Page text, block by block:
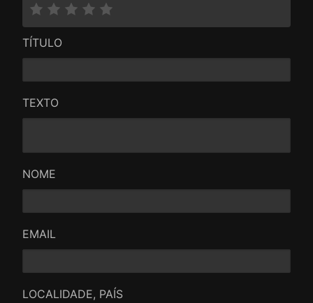
TÍTULO
TEXTO
NOME
EMAIL
LOCALIDADE, PAÍS